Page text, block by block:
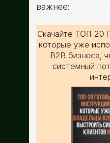
важнее:
Скачайте ТОП-
которые уже
B2B бизнеса,
системный